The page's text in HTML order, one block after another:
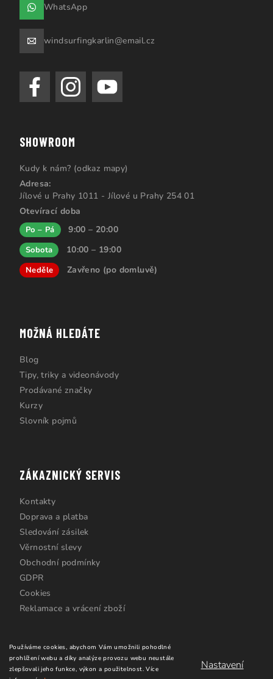
Používáme cookies, abychom Vám umožnili pohodlné
prohlížení webu a díky analýze provozu webu neustále
zlepšovali jeho funkce, výkon a použitelnost.Více
Nastavení
WhatsApp
windsurfingkarlin@email.cz
SHOWROOM
Kudy k nám? (odkaz mapy)
Adresa:
Jílové u Prahy 1011 - Jílové u Prahy 254 01
Otevírací doba
Po – Pá 9:00 – 20:00
Sobota 10:00 – 19:00
Neděle Zavřeno (po domluvě)
MOŽNÁ HLEDÁTE
Blog
Tipy, triky a videonávody
Prodávané značky
Kurzy
Slovník pojmů
ZÁKAZNICKÝ SERVIS
Kontakty
Doprava a platba
Sledování zásilek
Věrnostní slevy
Obchodní podmínky
GDPR
Cookies
Reklamace a vrácení zboží